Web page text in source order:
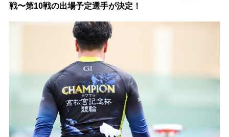
戦〜第10戦の出場予定選手が決定！